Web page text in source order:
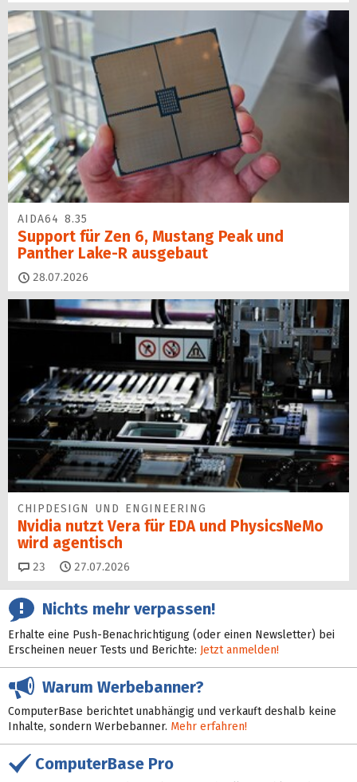
AIDA64 8.35
Support für Zen 6, Mustang Peak und
Panther Lake-R ausgebaut
28.07.2026
CHIPDESIGN UND ENGINEERING
Nvidia nutzt Vera für EDA und PhysicsNeMo
wird agentisch
23 Kommentare
27.07.2026
Nichts mehr verpassen!
Erhalte eine Push-Benachrichtigung (oder einen Newsletter) bei
Erscheinen neuer Tests und Berichte: Jetzt anmelden!
Warum Werbebanner?
ComputerBase berichtet unabhängig und verkauft deshalb keine
Inhalte, sondern Werbebanner. Mehr erfahren!
ComputerBase Pro